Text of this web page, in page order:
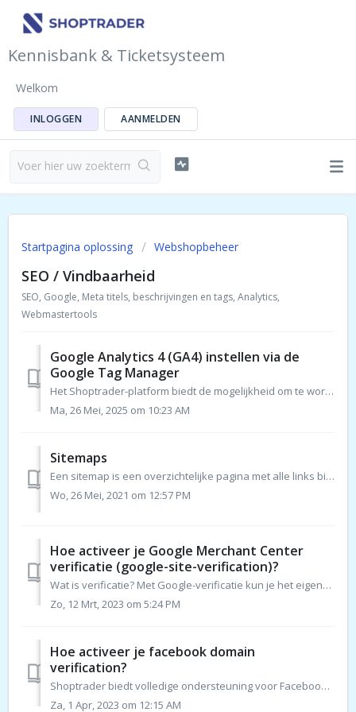
Kennisbank & Ticketsysteem
Welkom
INLOGGEN AANMELDEN
Startpagina oplossing Webshopbeheer
SEO / Vindbaarheid
SEO, Google, Meta titels, beschrijvingen en tags, Analytics,
Webmastertools
Google Analytics 4 (GA4) instellen via de
Google Tag Manager
Het Shoptrader-platform biedt de mogelijkheid om te worden gekoppeld met Google Tag Manager en Google Analytics. Hierdoor kun je jouw webwinkel aanpassen do...
Ma, 26 Mei, 2025 om 10:23 AM
Sitemaps
Een sitemap is een overzichtelijke pagina met alle links binnen jouw webshop. Je kunt het zien als de inhoudsopgave van een boek. Deze inhoudsopgave is bij...
Wo, 26 Mei, 2021 om 12:57 PM
Hoe activeer je Google Merchant Center
verificatie (google-site-verification)?
Wat is verificatie? Met Google-verificatie kun je het eigendom van een domein verifiëren, zodat je dit domein kunt gebruiken in de tools van Google Search ...
Zo, 12 Mrt, 2023 om 5:24 PM
Hoe activeer je facebook domain
verification?
Shoptrader biedt volledige ondersteuning voor Facebook Domain Verification, zodat je geen HTML-code hoeft te plaatsen zoals in de Facebook-documentatie word...
Za, 1 Apr, 2023 om 12:15 AM